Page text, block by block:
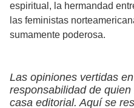
espiritual, la hermandad
las feministas
sumamente poderosa.
Las opiniones vertidas
responsabilidad de
casa editorial. Aquí se